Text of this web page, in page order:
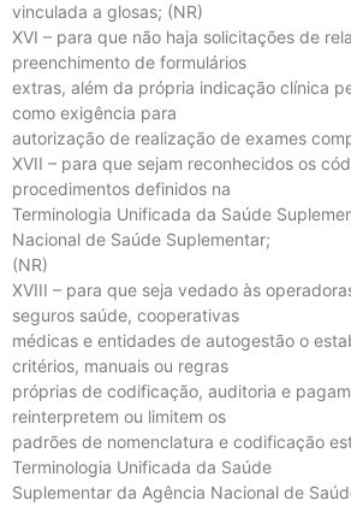
vinculada a glosas; (NR)
XVI – para que não haja solicitações de
preenchimento de formulários
extras, além da própria indicação clínica
como exigência para
autorização de realização de exames
XVII – para que sejam reconhecidos os
procedimentos definidos na
Terminologia Unificada da Saúde
Nacional de Saúde Suplementar;
(NR)
XVIII – para que seja vedado às
seguros saúde, cooperativas
médicas e entidades de autogestão o
critérios, manuais ou regras
próprias de codificação, auditoria e
reinterpretem ou limitem os
padrões de nomenclatura e codificação
Terminologia Unificada da Saúde
Suplementar da Agência Nacional de